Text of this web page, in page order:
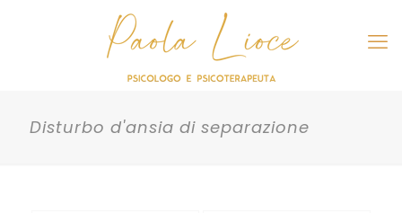
Disturbo d'ansia di separazione